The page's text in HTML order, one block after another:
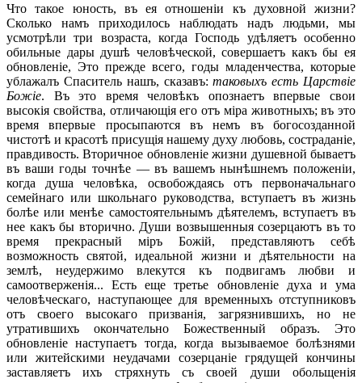
Что такое юность, въ ея отношеніи къ духовной жизни?
Сколько намъ приходилось наблюдать надъ людьми, мы
усмотрѣли три возраста, когда Господь удѣляетъ особенно
обильные дары душѣ человѣческой, совершаетъ какъ бы ея
обновленіе, Это прежде всего, годы младенчества, которые
ублажалъ Спаситель нашъ, сказавъ:таковыхъ есть Царствіе
Божіе. Въ это время человѣкъ опознаетъ впервые свои
высокія свойства, отличающія его отъ міра животныхъ; въ это
время впервые просыпаются въ немъ въ богосозданной
чистотѣ и красотѣ присущія нашему духу любовь, состраданіе,
правдивость. Вторичное обновленіе жизни душевной бываетъ
въ ваши годы точнѣе — въ вашемъ нынѣшнемъ положеніи,
когда душа человѣка, освобождаясь отъ первоначальнаго
семейнаго или школьнаго руководства, вступаетъ въ жизнь
болѣе или менѣе самостоятельнымъ дѣятелемъ, вступаетъ въ
нее какъ бы вторично. Души возвышенныя созерцаютъ въ то
время прекрасный міръ Божій, представляютъ себѣ
возможность святой, идеальной жизни и дѣятельности на
землѣ, неудержимо влекутся къ подвигамъ любви и
самоотверженія... Есть еще третье обновленіе духа и ума
человѣческаго, наступающее для временныхъ отступниковъ
отъ своего высокаго призванія, загрязнившихъ, но не
утратившихъ окончательно Божественный образъ. Это
обновленіе наступаетъ тогда, когда вызываемое болѣзнями
или житейскими неудачами созерцаніе грядущей кончины
заставляетъ ихъ стряхнуть съ своей души обольщенія